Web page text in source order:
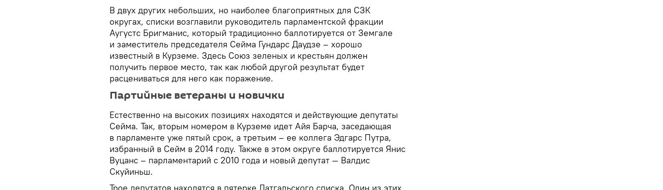
В двух других небольших, но наиболее благоприятных для СЗК
округах, списки возглавили руководитель парламентской фракции
Аугустс Бригманис, который традиционно баллотируется от Земгале
и заместитель председателя Сейма Гундарс Даудзе – хорошо
известный в Курземе. Здесь Союз зеленых и крестьян должен
получить первое место, так как любой другой результат будет
расцениваться для него как поражение.
Партийные ветераны и новички
Естественно на высоких позициях находятся и действующие депутаты
Сейма. Так, вторым номером в Курземе идет Айя Барча, заседающая
в парламенте уже пятый срок, а третьим – ее коллега Эдгарс Путра,
избранный в Сейм в 2014 году. Также в этом округе баллотируется Янис
Вуцанс – парламентарий с 2010 года и новый депутат — Валдис
Скуйиньш.